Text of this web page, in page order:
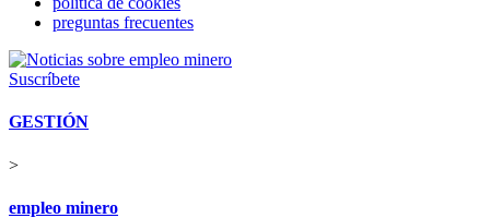
preguntas frecuentes
Suscríbete
GESTIÓN
>
empleo minero